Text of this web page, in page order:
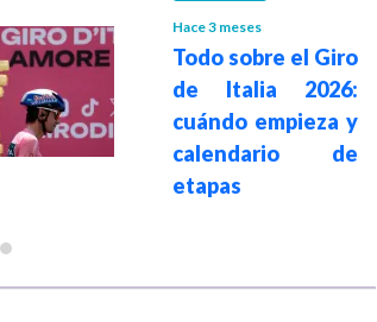
Hace 3 meses
Todo sobre el Giro
de Italia 2026:
cuándo empieza y
calendario de
etapas